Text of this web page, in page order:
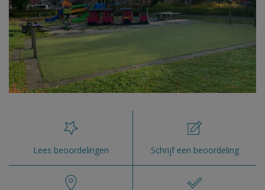
Lees beoordelingen Schrijf een beoordeling